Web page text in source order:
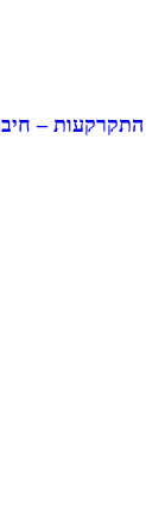
התקרקעות –